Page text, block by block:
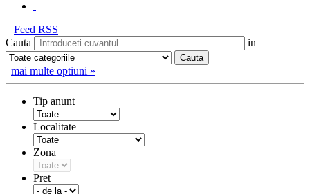
Feed RSS
Cauta
in
mai multe optiuni »
Tip anunt
Localitate
Zona
Pret